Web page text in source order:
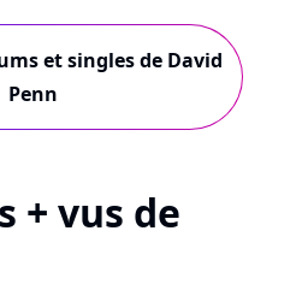
et singles de David
Penn
+ vus de